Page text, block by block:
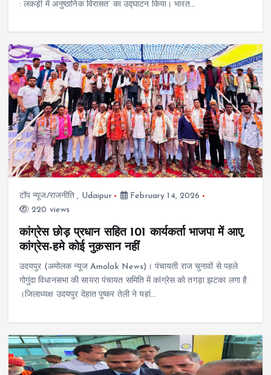
: लकड़ी में अनुष्ठानिक विरासत’ का उद्घाटन किया। भारत…
टॉप न्यूज/राजनीति , Udaipur
February 14, 2026
220 views
कांग्रेस छोड़ प्रधान सहित 101 कार्यकर्ता भाजपा में आए,
कांग्रेस-हमे कोई नुक़सान नहीं
उदयपुर (अमोलक न्यूज Amolak News)। पंचायती राज चुनावों से पहले
गोगुंदा विधानसभा की सायरा पंचायत समिति में कांग्रेस को तगड़ा झटका लगा है
।जिलाध्यक्ष उदयपुर देहात पुष्कर तेली ने यहां…